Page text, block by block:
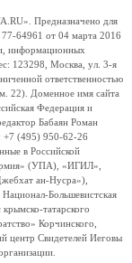
Предназначено для
64961 от 04 марта 2016
информационных
123298, Москва, ул. 3-я
ответственностью
22). Доменное имя сайта
Федерация и
Бабаян Роман
+7 (495) 950-62-26
в Российской
(УПА), «ИГИЛ»,
ан-Нусра»),
Большевистская
татарского
Корчинского,
центр Свидетелей Иеговы